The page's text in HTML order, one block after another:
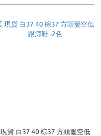
現貨 白37 40 棕37 方頭簍空低